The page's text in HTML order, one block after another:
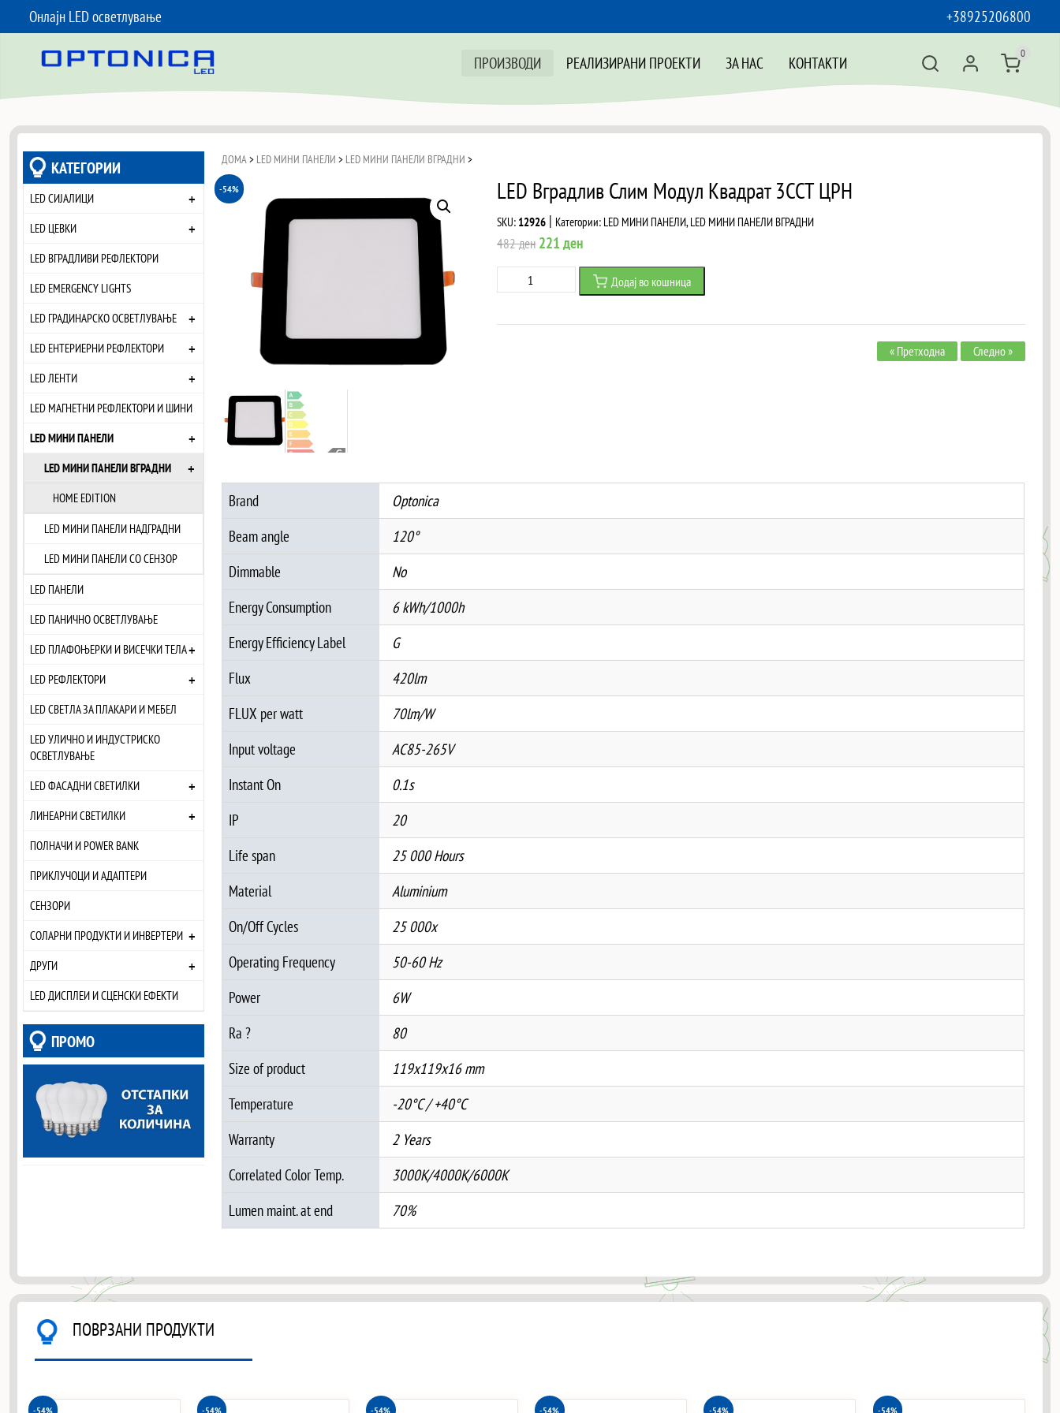
Онлајн LED осветлување
+38925206800
ПРОИЗВОДИ
РЕАЛИЗИРАНИ ПРОЕКТИ ЗА НАС КОНТАКТИ 0
КАТЕГОРИИ
LED СИЈАЛИЦИ +
LED ЦЕВКИ +
LED ВГРАДЛИВИ РЕФЛЕКТОРИ
LED EMERGENCY LIGHTS
LED ГРАДИНАРСКО ОСВЕТЛУВАЊЕ
+
LED ЕНТЕРИЕРНИ РЕФЛЕКТОРИ +
LED ЛЕНТИ +
LED МАГНЕТНИ РЕФЛЕКТОРИ И ШИНИ
LED МИНИ ПАНЕЛИ
LED МИНИ ПАНЕЛИ ВГРАДНИ
HOME EDITION
+
LED МИНИ ПАНЕЛИ НАДГРАДНИ
LED МИНИ ПАНЕЛИ СО СЕНЗОР
+
LED ПАНЕЛИ
LED ПАНИЧНО ОСВЕТЛУВАЊЕ
LED ПЛАФОЊЕРКИ И ВИСЕЧКИ ТЕЛА+
LED РЕФЛЕКТОРИ +
LED СВЕТЛА ЗА ПЛАКАРИ И МЕБЕЛ
LED УЛИЧНО И ИНДУСТРИСКО
ОСВЕТЛУВАЊЕ
LED ФАСАДНИ СВЕТИЛКИ
+
ЛИНЕАРНИ СВЕТИЛКИ +
ПОЛНАЧИ И POWER BANK
ПРИКЛУЧОЦИ И АДАПТЕРИ
СЕНЗОРИ
СОЛАРНИ ПРОДУКТИ И ИНВЕРТЕРИ +
ДРУГИ +
LED ДИСПЛЕИ И СЦЕНСКИ ЕФЕКТИ
ПРОМО
ДОМА > LED МИНИ ПАНЕЛИ > LED МИНИ ПАНЕЛИ ВГРАДНИ >
-54% LED Вградлив Слим Модул Квадрат 3CCT ЦРН
SKU: 12926 | Категории: LED МИНИ ПАНЕЛИ,LED МИНИ ПАНЕЛИ ВГРАДНИ
482ден Original
price
221денCurrent
price
Вградлив
Слим
Додај во кошница
« Претходна Следно »
Brand
Optonica
Beam angle
120°
Dimmable
No
Energy Consumption
6 kWh/1000h
Energy Efficiency Label
G
Flux
420lm
FLUX per watt
70lm/W
Input voltage
AC85-265V
Instant On
0.1s
IP
20
Life span
25 000 Hours
Material
Aluminium
On/Off Cycles
25 000x
Operating Frequency
50-60 Hz
Power
6W
Ra ?
80
Size of product
119x119x16 mm
Temperature
-20°C / +40°C
Warranty
2 Years
Correlated Color Temp.
3000K/4000K/6000K
Lumen maint. at end
70%
ПОВРЗАНИ ПРОДУКТИ
-54% -54% -54% -54% -54% -54%